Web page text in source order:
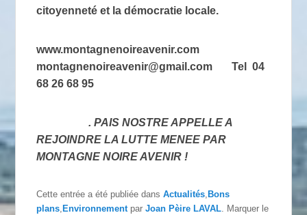
citoyenneté et la démocratie locale.
www.montagnenoireavenir.com
montagnenoireavenir@gmail.com Tel 04
68 26 68 95
. PAIS NOSTRE APPELLE A
REJOINDRE LA LUTTE MENEE PAR
MONTAGNE NOIRE AVENIR !
Cette entrée a été publiée dansActualités ,Bons
plans ,Environnement parJoan Pèire LAVAL . Marquer le